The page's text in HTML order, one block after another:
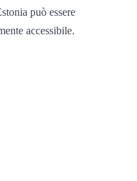
può essere
accessibile.